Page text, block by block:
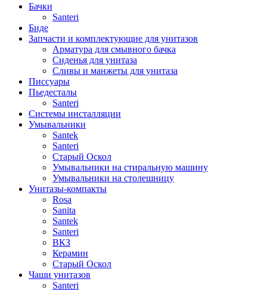
Бачки
Santeri
Биде
Запчасти и комплектующие для унитазов
Арматура для смывного бачка
Сиденья для унитаза
Сливы и манжеты для унитаза
Писсуары
Пьедесталы
Santeri
Системы инсталляции
Умывальники
Santek
Santeri
Старый Оскол
Умывальники на стиральную машину
Умывальники на столешницу
Унитазы-компакты
Rosa
Sanita
Santek
Santeri
ВКЗ
Керамин
Старый Оскол
Чаши унитазов
Santeri